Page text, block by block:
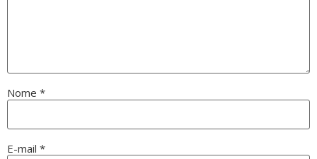
Nome *
E-mail *